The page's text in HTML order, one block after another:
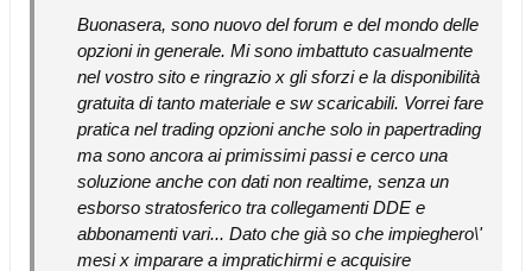
Buonasera, sono nuovo del forum e del mondo delle
opzioni in generale. Mi sono imbattuto casualmente
nel vostro sito e ringrazio x gli sforzi e la disponibilità
gratuita di tanto materiale e sw scaricabili. Vorrei fare
pratica nel trading opzioni anche solo in papertrading
ma sono ancora ai primissimi passi e cerco una
soluzione anche con dati non realtime, senza un
esborso stratosferico tra collegamenti DDE e
abbonamenti vari... Dato che già so che impieghero\'
mesi x imparare a impratichirmi e acquisire